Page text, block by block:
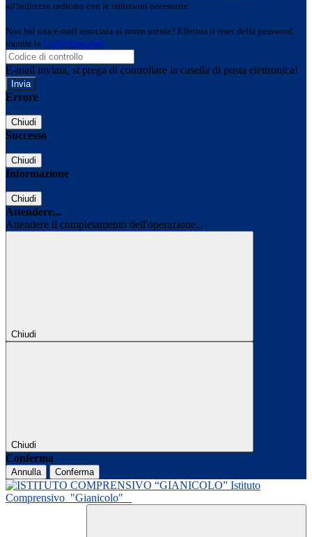
all'indirizzo indicato con le istruzioni necessarie.
Non hai una e-mail associata al nome utente? Effettua il reset della password
tramite la Login Spaggiari
E-mail inviata, si prega di controllare la casella di posta elettronica!
Errore
Chiudi
Successo
Chiudi
Informazione
Chiudi
Attendere...
Attendere il completamento dell'operazione...
Chiudi
Chiudi
Conferma
Annulla Conferma
Istituto
Comprensivo "Gianicolo"